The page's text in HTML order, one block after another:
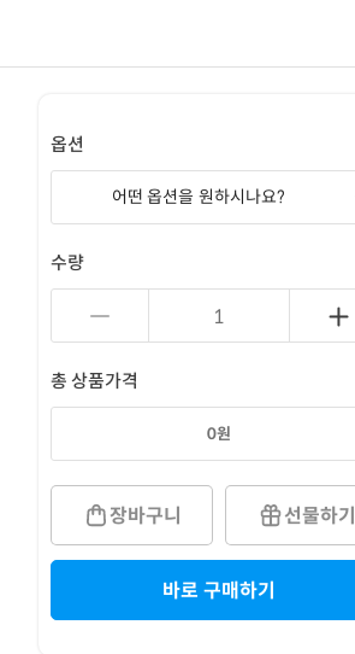
옵션
어떤 옵션을 원하시나요?
수량
총 상품가격
0원
장바구니 선물하기
바로 구매하기